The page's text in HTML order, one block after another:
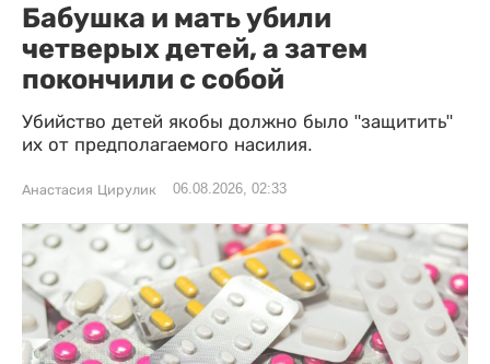
Бабушка и мать убили
четверых детей, а затем
покончили с собой
Убийство детей якобы должно было "защитить"
их от предполагаемого насилия.
Анастасия Цирулик 06.08.2026, 02:33